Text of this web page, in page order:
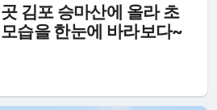
김포 승마산에 올라 초
습을 한눈에 바라보다~